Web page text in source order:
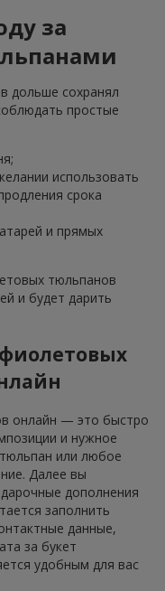
за
дольше сохранял
простые
использовать
срока
и прямых
тюльпанов
и будет дарить
фиолетовых
онлайн — это быстро
и нужное
тюльпан или любое
Далее вы
дополнения
заполнить
данные,
за букет
удобным для вас